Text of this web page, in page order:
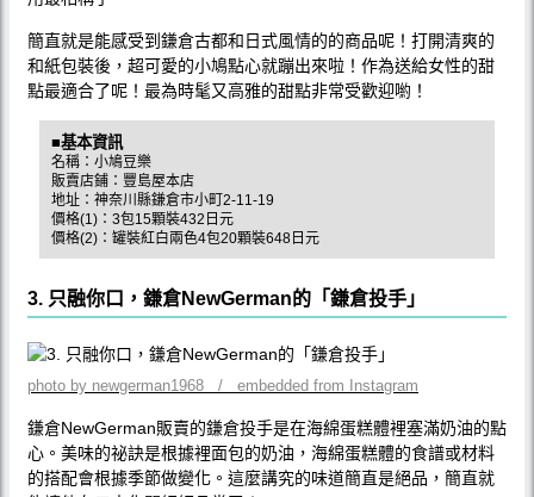
簡直就是能感受到鎌倉古都和日式風情的的商品呢！打開清爽的
和紙包裝後，超可愛的小鳩點心就蹦出來啦！作為送給女性的甜
點最適合了呢！最為時髦又高雅的甜點非常受歡迎喲！
■基本資訊
名稱：小鳩豆樂
販賣店鋪：豐島屋本店
地址：神奈川縣鎌倉市小町2-11-19
價格(1)：3包15顆裝432日元
價格(2)：罐裝紅白兩色4包20顆裝648日元
3. 只融你口，鎌倉NewGerman的「鎌倉投手」
photo by newgerman1968 / embedded from Instagram
鎌倉NewGerman販賣的鎌倉投手是在海綿蛋糕體裡塞滿奶油的點
心。美味的祕訣是根據裡面包的奶油，海綿蛋糕體的食譜或材料
的搭配會根據季節做變化。這麼講究的味道簡直是絕品，簡直就